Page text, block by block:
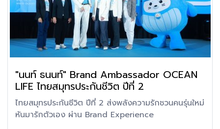
"นนท์ ธนนท์" Brand Ambassador OCEAN
LIFE ไทยสมุทรประกันชีวิต ปีที่ 2
ไทยสมุทรประกันชีวิต ปีที่ 2 ส่งพลังความรักชวนคนรุ่นใหม่
หันมารักตัวเอง ผ่าน Brand Experience